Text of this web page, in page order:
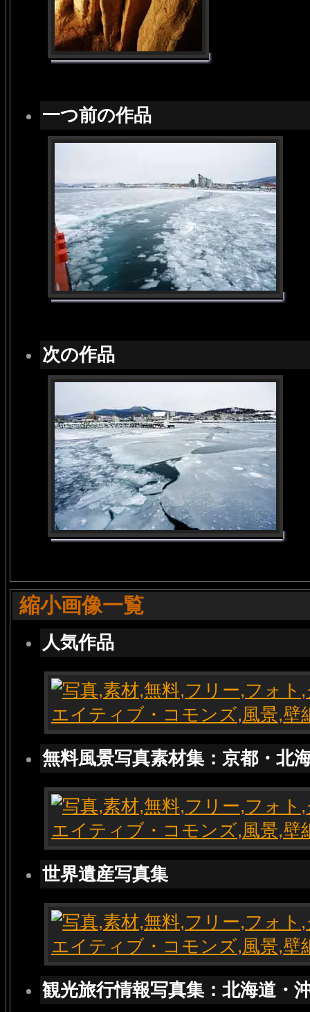
一つ前の作品
次の作品
縮小画像一覧
人気作品
無料風景写真素材集：京都・北
世界遺産写真集
観光旅行情報写真集：北海道・